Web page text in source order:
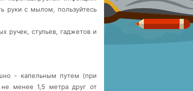
руки с мылом, пользуйтесь
ручек, стульев, гаджетов и
- капельным путем (при
не менее 1,5 метра друг от